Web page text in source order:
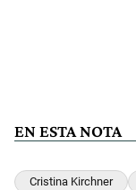
EN ESTA NOTA
Cristina Kirchner